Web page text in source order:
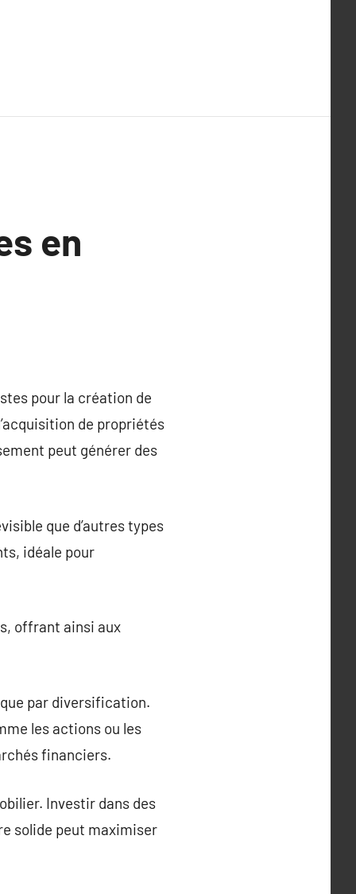
en
pour la création de
de propriétés
peut générer des
que d’autres types
idéale pour
offrant ainsi aux
par diversification.
les actions ou les
financiers.
Investir dans des
solide peut maximiser